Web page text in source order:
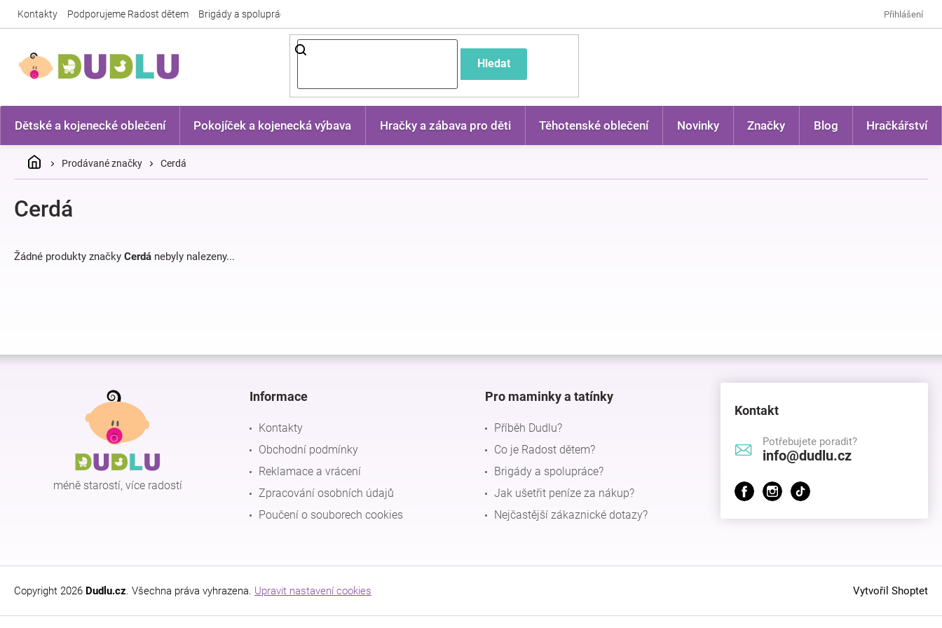
Kontakty Podporujeme Radost dětem Brigády a spolupráce Přihlášení
Hledat
Dětské a kojenecké oblečení Pokojíček a kojenecká výbava Hračky a zábava pro děti Těhotenské oblečení Novinky Značky Blog Hračkářství
DomůProdávané značky Cerdá
Cerdá
Žádné produkty značky Cerdá nebyly nalezeny...
Z
méně starostí, více radostí
Informace
Kontakty
Obchodní podmínky
Reklamace a vrácení
Zpracování osobních údajů
Poučení o souborech cookies
Pro maminky a tatínky
Příběh Dudlu?
Co je Radost dětem?
Brigády a spolupráce?
Jak ušetřit peníze za nákup?
Nejčastější zákaznické dotazy?
Kontakt
Potřebujete poradit?
info@dudlu.cz
Vytvořil Shoptet
Copyright 2026 Dudlu.cz. Všechna práva vyhrazena. Upravit nastavení cookies